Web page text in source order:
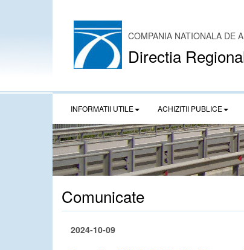
COMPANIA NATIONALA DE
Directia
INFORMATII UTILE ACHIZITII PUBLICE
Comunicate
2024-10-09